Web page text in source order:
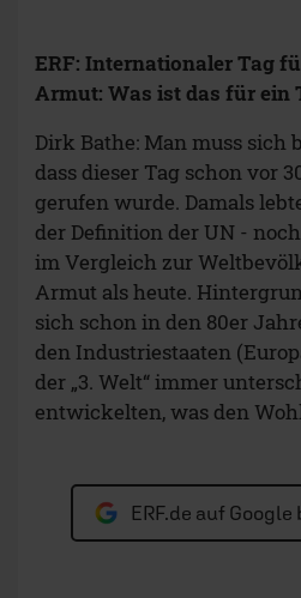
ERF: Internationaler Tag
Armut: Was ist das für ein
Dirk Bathe: Man muss sich
dass dieser Tag schon vor
gerufen wurde. Damals
der Definition der UN -
im Vergleich zur
Armut als heute.
sich schon in den 80er
den Industriestaaten
der „3. Welt“ immer
entwickelten, was den
ERF.de auf